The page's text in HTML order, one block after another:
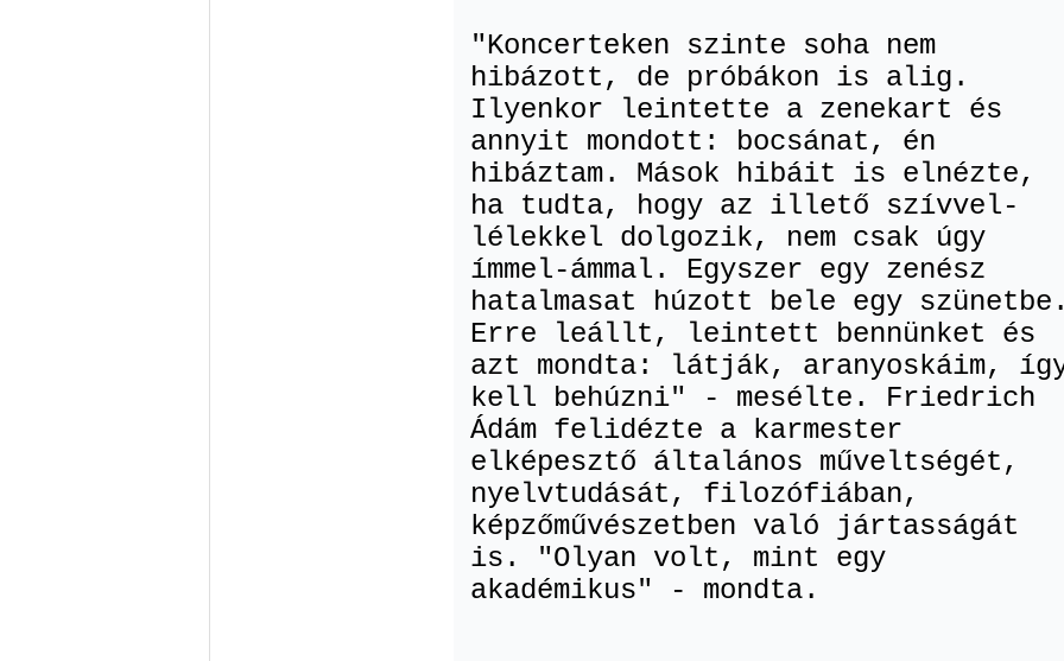
"Koncerteken szinte soha nem
hibázott, de próbákon is alig.
Ilyenkor leintette a zenekart és
annyit mondott: bocsánat, én
hibáztam. Mások hibáit is elnézte,
ha tudta, hogy az illető szívvel-
lélekkel dolgozik, nem csak úgy
ímmel-ámmal. Egyszer egy zenész
hatalmasat húzott bele egy
Erre leállt, leintett bennünket és
azt mondta: látják, aranyoskáim,
kell behúzni" - mesélte. Friedrich
Ádám felidézte a karmester
elképesztő általános műveltségét,
nyelvtudását, filozófiában,
képzőművészetben való jártasságát
is. "Olyan volt, mint egy
akadémikus" - mondta.